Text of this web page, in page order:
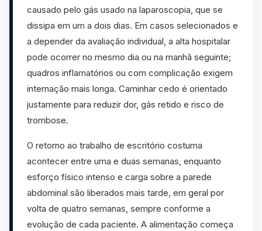
causado pelo gás usado na laparoscopia, que se
dissipa em um a dois dias. Em casos selecionados e
a depender da avaliação individual, a alta hospitalar
pode ocorrer no mesmo dia ou na manhã seguinte;
quadros inflamatórios ou com complicação exigem
internação mais longa. Caminhar cedo é orientado
justamente para reduzir dor, gás retido e risco de
trombose.
O retorno ao trabalho de escritório costuma
acontecer entre uma e duas semanas, enquanto
esforço físico intenso e carga sobre a parede
abdominal são liberados mais tarde, em geral por
volta de quatro semanas, sempre conforme a
evolução de cada paciente. A alimentação começa